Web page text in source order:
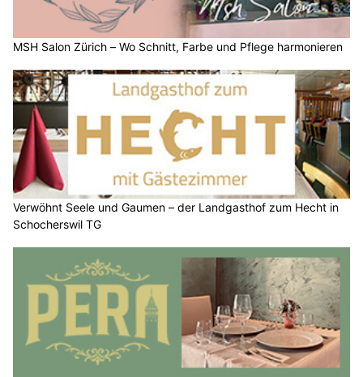
MSH Salon Zürich – Wo Schnitt, Farbe und Pflege harmonieren
Verwöhnt Seele und Gaumen – der Landgasthof zum Hecht in
Schocherswil TG